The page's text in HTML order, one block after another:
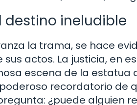
destino ineludible
la trama, se hace
sus actos. La justicia, en
escena de la estatua
recordatorio de
¿puede alguien